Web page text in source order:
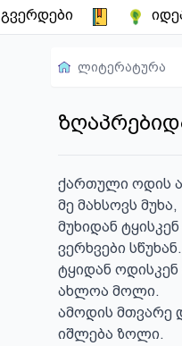
გვერდები
ლიტერატურა
ქართული ოდის
მე მახსოვს მუხა,
მუხიდან
ვერხვები სწუხან.
ტყიდან
ახლოა მოლი.
ამოდის მთვარე
იშლება ზოლი.